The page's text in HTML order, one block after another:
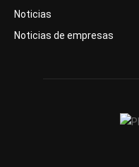
Noticias
Noticias de empresas